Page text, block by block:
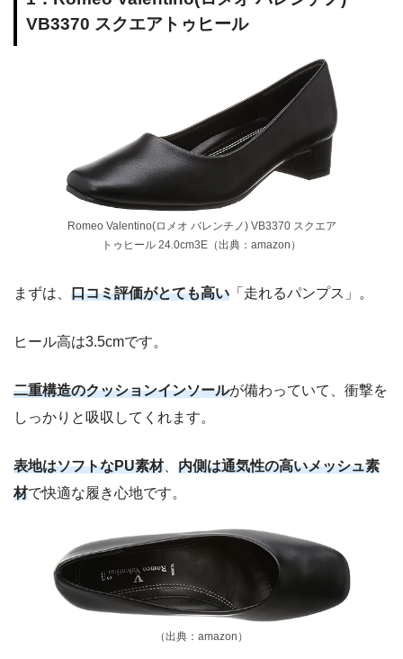
VB3370 スクエアトゥヒール
Romeo Valentino(ロメオ バレンチノ) VB3370 スクエア
トゥヒール 24.0cm3E（出典：amazon）
まずは、 口コミ評価がとても高い 「走れるパンプス」。
ヒール高は3.5cmです。
二重構造のクッションインソールが備わっていて、衝撃を
しっかりと吸収してくれます。
表地はソフトなPU素材、 内側は通気性の高いメッシュ素
材で快適な履き心地です。
（出典：amazon）